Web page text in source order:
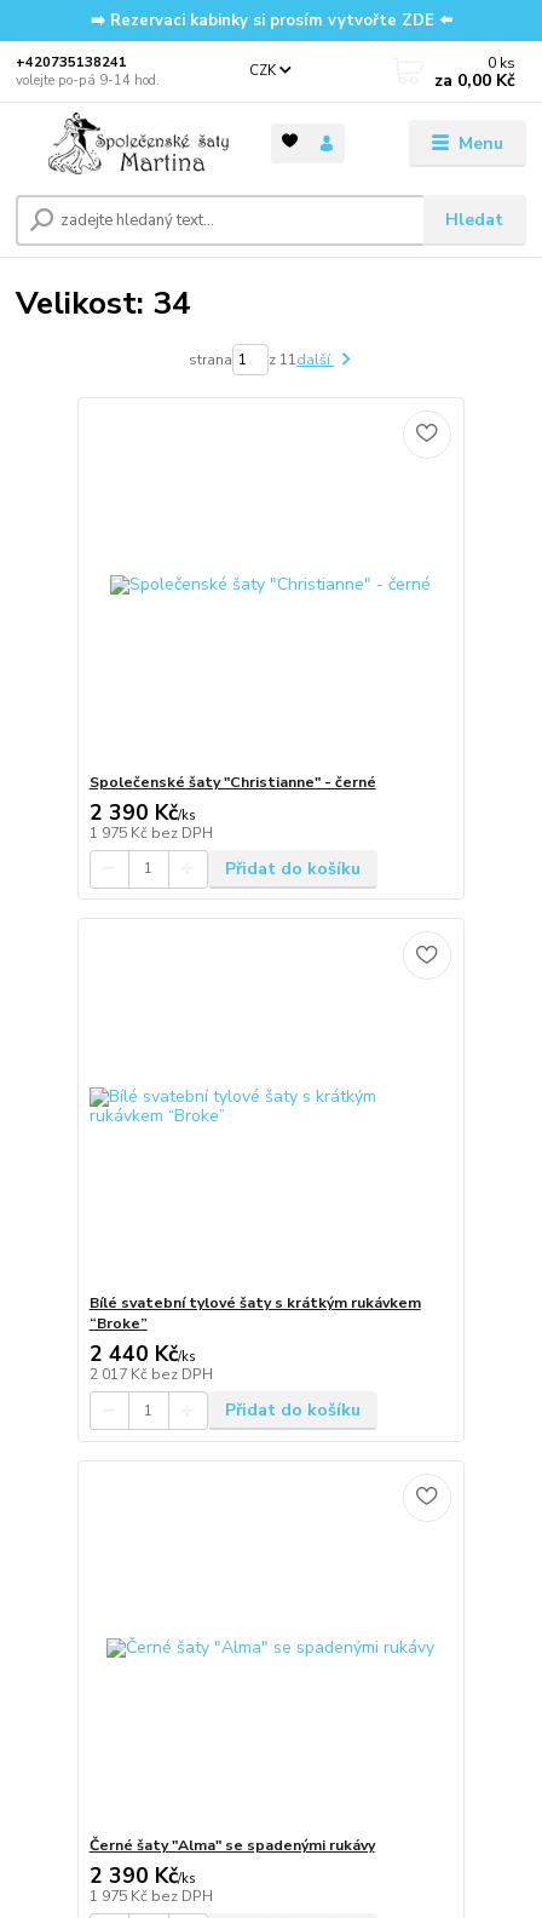
➡️ Rezervaci kabinky si prosím vytvořte ZDE ⬅️
Menu
CZK
Hledat
‭+420735138241
volejte po-pá 9-14 hod.
0 ks
za 0,00 Kč
Velikost: 34
strana z 11další
Společenské šaty "Christianne" - černé
2 390 Kč/ks
1 975 Kč bez DPH
Přidat do košíku
Bílé svatební tylové šaty s krátkým rukávkem
“Broke”
2 440 Kč/ks
2 017 Kč bez DPH
Přidat do košíku
Černé šaty "Alma" se spadenými rukávy
2 390 Kč/ks
1 975 Kč bez DPH